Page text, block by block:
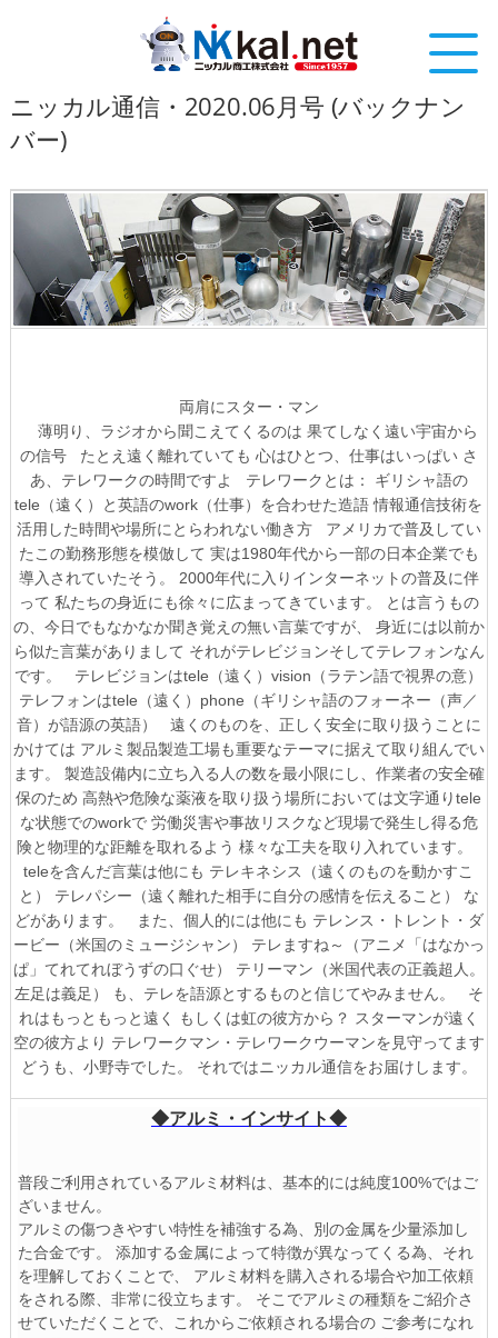
ニッカル通信・2020.06月号 (バックナン
バー)
両肩にスター・マン
薄明り、ラジオから聞こえてくるのは 果てしなく遠い宇宙から
の信号
たとえ遠く離れていても 心はひとつ、仕事はいっぱい さ
あ、テレワークの時間ですよ
テレワークとは：
ギリシャ語の
tele（遠く）と英語のwork（仕事）を合わせた造語情報通信技術を
活用した時間や場所にとらわれない働き方
アメリカで普及してい
たこの勤務形態を模倣して 実は1980年代から一部の日本企業でも
導入されていたそう。
2000年代に入りインターネットの普及に伴
って 私たちの身近にも徐々に広まってきています。
とは言うもの
の、今日でもなかなか聞き覚えの無い言葉ですが、
身近には以前か
ら似た言葉がありまして それがテレビジョンそしてテレフォンなん
です。
テレビジョンはtele（遠く）vision（ラテン語で視界の意）
テレフォンはtele（遠く）phone（ギリシャ語のフォーネー（声／
音）が語源の英語）
遠くのものを、正しく安全に取り扱うことに
かけては アルミ製品製造工場も重要なテーマに据えて取り組んでい
ます。
製造設備内に立ち入る人の数を最小限にし、作業者の安全確
保のため 高熱や危険な薬液を取り扱う場所においては文字通りtele
な状態でのworkで労働災害や事故リスクなど現場で発生し得る危
険と物理的な距離を取れるよう 様々な工夫を取り入れています。
teleを含んだ言葉は他にも テレキネシス（遠くのものを動かすこ
と）
テレパシー（遠く離れた相手に自分の感情を伝えること）
な
どがあります。
また、個人的には他にも テレンス・トレント・ダ
ービー（米国のミュージシャン）
テレますね～（アニメ「はなかっ
ぱ」てれてれぼうずの口ぐせ）
テリーマン（米国代表の正義超人。
左足は義足）
も、テレを語源とするものと信じてやみません。
そ
れはもっともっと遠く
もしくは虹の彼方から？ スターマンが遠く
空の彼方より テレワークマン・テレワークウーマンを見守ってます
どうも、小野寺でした。
それではニッカル通信をお届けします。
◆アルミ・インサイト◆
普段ご利用されているアルミ材料は、基本的には純度100%ではご
ざいません。
アルミの傷つきやすい特性を補強する為、別の金属を少量添加し
た合金です。
添加する金属によって特徴が異なってくる為、それ
を理解しておくことで、
アルミ材料を購入される場合や加工依頼
をされる際、非常に役立ちます。
そこでアルミの種類をご紹介さ
せていただくことで、これからご依頼される場合のご参考になれ